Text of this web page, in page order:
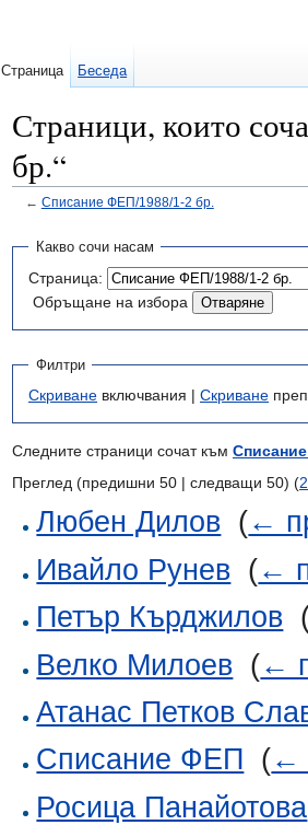
Страници, които
бр.“
← Списание ФЕП/1988/1-2 бр.
Какво сочи насам
Страница:
Обръщане на избора
Филтри
Скриване включвания | Скриване
Следните страници сочат към
Преглед (предишни 50 | следващи 50) (
Любен Дилов (←
Ивайло Рунев (←
Петър Кърджилов
Велко Милоев (←
Атанас Петков
Списание ФЕП (←
Росица Панайотова
Страница Беседа